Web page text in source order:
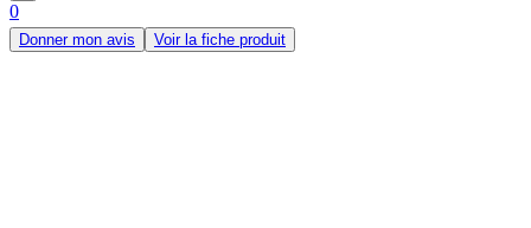
0
Donner mon avis Voir la fiche produit